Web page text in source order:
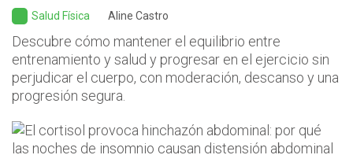
Salud Física Aline Castro
Descubre cómo mantener el equilibrio entre
entrenamiento y salud y progresar en el ejercicio sin
perjudicar el cuerpo, con moderación, descanso y una
progresión segura.